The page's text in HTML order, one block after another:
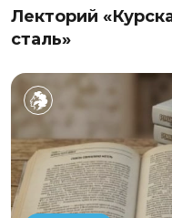
Лекторий
сталь»